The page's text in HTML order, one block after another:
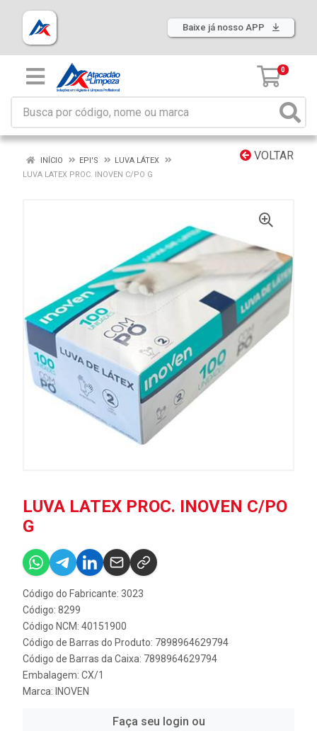
Baixe já nosso APP
0
VOLTAR
INÍCIO EPI'S
LUVA LÁTEX
LUVA LATEX PROC. INOVEN C/PO G
LUVA LATEX PROC. INOVEN C/PO
G
Código do Fabricante: 3023
Código: 8299
Código NCM: 40151900
Código de Barras do Produto: 7898964629794
Código de Barras da Caixa: 7898964629794
Embalagem: CX/1
Marca: INOVEN
Faça seu login ou